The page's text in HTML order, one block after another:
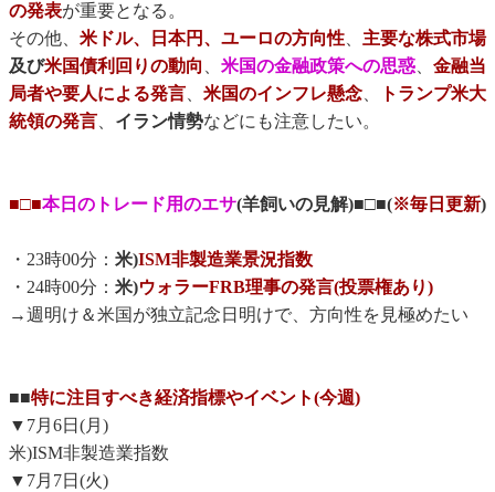
の発表が重要となる。
その他、 米ドル、日本円、ユーロの方向性、 主要な株式市場
及び米国債利回りの動向 、 米国の金融政策への思惑、 金融当
局者や要人による発言、 米国のインフレ懸念、
トランプ米大
統領の発言、 イラン情勢などにも注意したい。
■□■本日のトレード用のエサ(羊飼いの見解)■□■(※毎日更新)
・23時00分： 米)ISM非製造業景況指数
・24時00分： 米)ウォラーFRB理事の発言(投票権あり)
→週明け＆米国が独立記念日明けで、方向性を見極めたい
■■特に注目すべき経済指標やイベント(今週)
▼7月6日(月)
米)ISM非製造業指数
▼7月7日(火)